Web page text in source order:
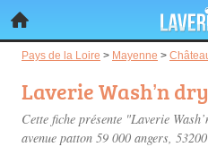
Pays de la Loire > Mayenne >
Laverie Wash’n dry
Cette fiche présente "Laverie
avenue patton 59 000 angers,